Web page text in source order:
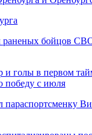
раненых бойцов
и голы в первом
победу с июля
параспортсменку